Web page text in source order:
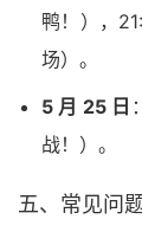
鸭！），
场）。
5 月 25 日
战！）。
五、常见问